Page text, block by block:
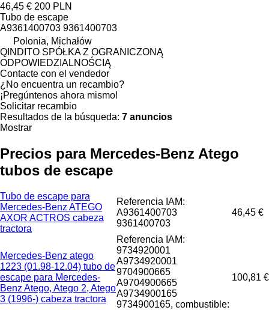
46,45 € 200 PLN
Tubo de escape
A9361400703 9361400703
Polonia, Michałów
QINDITO SPÓŁKA Z OGRANICZONĄ
ODPOWIEDZIALNOŚCIĄ
Contacte con el vendedor
¿No encuentra un recambio?
¡Pregúntenos ahora mismo!
Solicitar recambio
Resultados de la búsqueda: 7 anuncios
Mostrar
Precios para Mercedes-Benz Atego
tubos de escape
Tubo de escape para
Mercedes-Benz ATEGO
AXOR ACTROS cabeza
tractora
Referencia IAM:
A9361400703
9361400703
46,45 €
Mercedes-Benz atego
1223 (01.98-12.04) tubo de
escape para Mercedes-
Benz Atego, Atego 2, Atego
3 (1996-) cabeza tractora
Referencia IAM:
9734920001
A9734920001
9704900665
A9704900665
A9734900165
9734900165, combustible:
100,81 €